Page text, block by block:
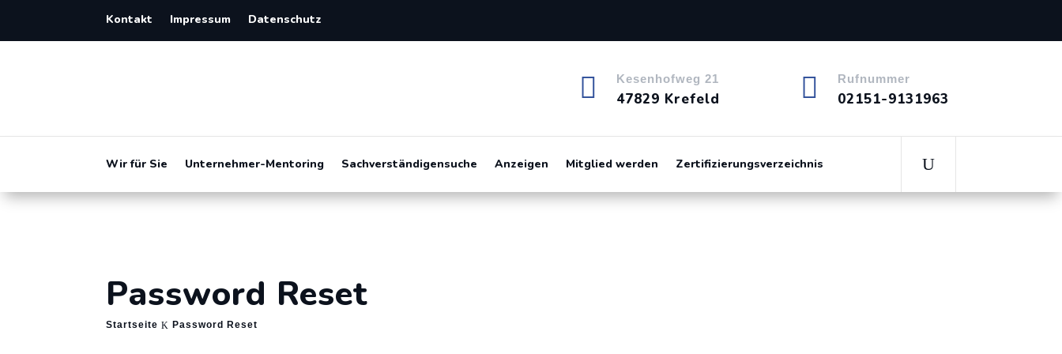
Kontakt Impressum Datenschutz
 Kesenhofweg 21
47829 Krefeld  Rufnummer
02151-9131963
Wir für Sie Unternehmer-Mentoring Sachverständigensuche Anzeigen Mitglied werden Zertifizierungsverzeichnis
Password Reset
Startseite K Password Reset